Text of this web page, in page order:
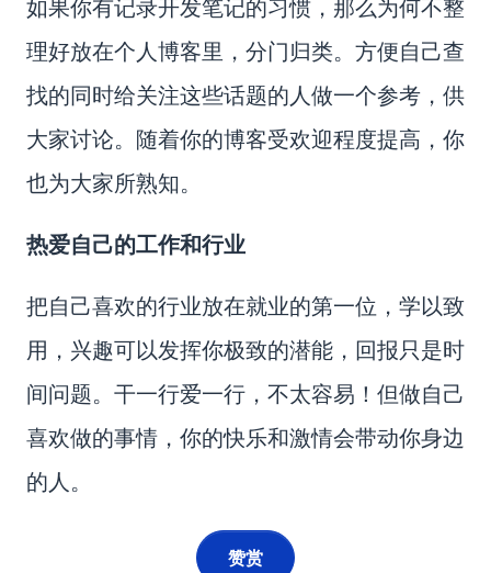
如果你有记录开发笔记的习惯，那么为何不整
理好放在个人博客里，分门归类。方便自己查
找的同时给关注这些话题的人做一个参考，供
大家讨论。随着你的博客受欢迎程度提高，你
也为大家所熟知。
热爱自己的工作和行业
把自己喜欢的行业放在就业的第一位，学以致
用，兴趣可以发挥你极致的潜能，回报只是时
间问题。干一行爱一行，不太容易！但做自己
喜欢做的事情，你的快乐和激情会带动你身边
的人。
赞赏